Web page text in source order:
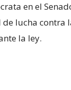
en el
lucha contra
la ley.